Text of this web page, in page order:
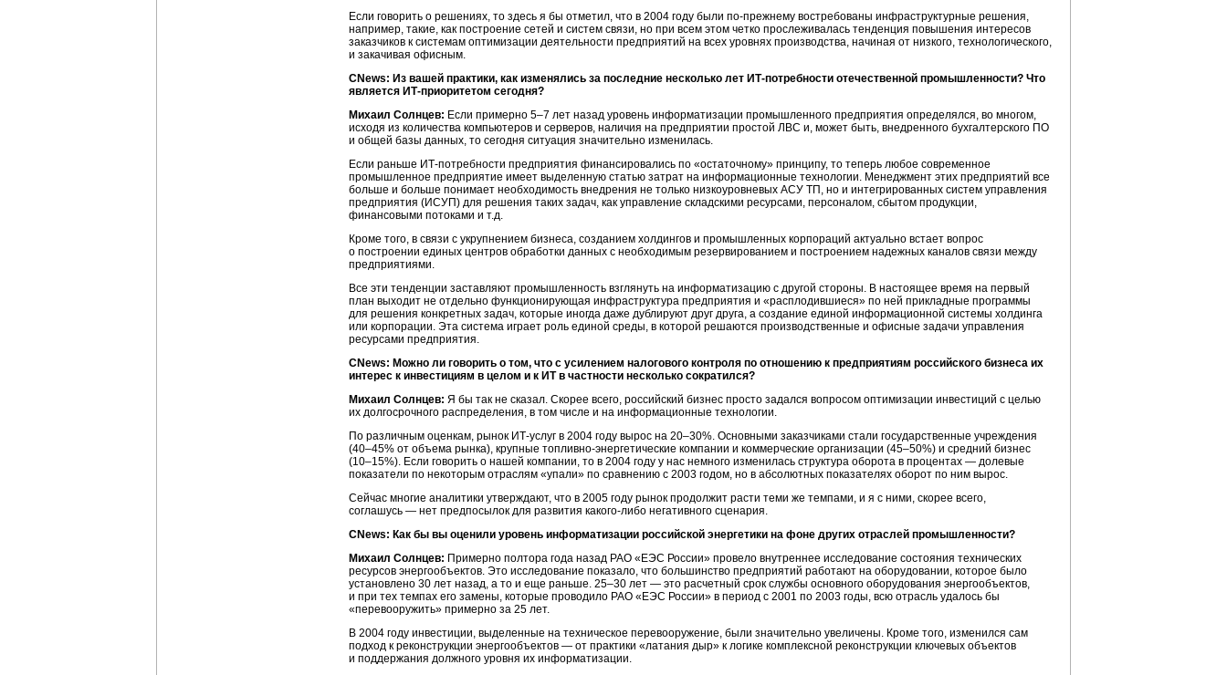
Если говорить о решениях, то здесь я бы отметил, что в 2004 году были по-прежнему востребованы инфраструктурные решения,
например, такие, как построение сетей и систем связи, но при всем этом четко прослеживалась тенденция повышения интересов
заказчиков к системам оптимизации деятельности предприятий на всех уровнях производства, начиная от низкого, технологического,
и закачивая офисным.
CNews: Из вашей практики, как изменялись за последние несколько лет ИТ-потребности отечественной промышленности? Что
является ИТ-приоритетом сегодня?
Михаил Солнцев: Если примерно 5–7 лет назад уровень информатизации промышленного предприятия определялся, во многом,
исходя из количества компьютеров и серверов, наличия на предприятии простой ЛВС и, может быть, внедренного бухгалтерского ПО
и общей базы данных, то сегодня ситуация значительно изменилась.
Если раньше ИТ-потребности предприятия финансировались по «остаточному» принципу, то теперь любое современное
промышленное предприятие имеет выделенную статью затрат на информационные технологии. Менеджмент этих предприятий все
больше и больше понимает необходимость внедрения не только низкоуровневых АСУ ТП, но и интегрированных систем управления
предприятия (ИСУП) для решения таких задач, как управление складскими ресурсами, персоналом, сбытом продукции,
финансовыми потоками и т.д.
Кроме того, в связи с укрупнением бизнеса, созданием холдингов и промышленных корпораций актуально встает вопрос
о построении единых центров обработки данных с необходимым резервированием и построением надежных каналов связи между
предприятиями.
Все эти тенденции заставляют промышленность взглянуть на информатизацию с другой стороны. В настоящее время на первый
план выходит не отдельно функционирующая инфраструктура предприятия и «расплодившиеся» по ней прикладные программы
для решения конкретных задач, которые иногда даже дублируют друг друга, а создание единой информационной системы холдинга
или корпорации. Эта система играет роль единой среды, в которой решаются производственные и офисные задачи управления
ресурсами предприятия.
CNews: Можно ли говорить о том, что с усилением налогового контроля по отношению к предприятиям российского бизнеса их
интерес к инвестициям в целом и к ИТ в частности несколько сократился?
Михаил Солнцев: Я бы так не сказал. Скорее всего, российский бизнес просто задался вопросом оптимизации инвестиций с целью
их долгосрочного распределения, в том числе и на информационные технологии.
По различным оценкам, рынок ИТ-услуг в 2004 году вырос на 20–30%. Основными заказчиками стали государственные учреждения
(40–45% от объема рынка), крупные топливно-энергетические компании и коммерческие организации (45–50%) и средний бизнес
(10–15%). Если говорить о нашей компании, то в 2004 году у нас немного изменилась структура оборота в процентах — долевые
показатели по некоторым отраслям «упали» по сравнению с 2003 годом, но в абсолютных показателях оборот по ним вырос.
Сейчас многие аналитики утверждают, что в 2005 году рынок продолжит расти теми же темпами, и я с ними, скорее всего,
соглашусь — нет предпосылок для развития какого-либо негативного сценария.
CNews: Как бы вы оценили уровень информатизации российской энергетики на фоне других отраслей промышленности?
Михаил Солнцев: Примерно полтора года назад РАО «ЕЭС России» провело внутреннее исследование состояния технических
ресурсов энергообъектов. Это исследование показало, что большинство предприятий работают на оборудовании, которое было
установлено 30 лет назад, а то и еще раньше. 25–30 лет — это расчетный срок службы основного оборудования энергообъектов,
и при тех темпах его замены, которые проводило РАО «ЕЭС России» в период с 2001 по 2003 годы, всю отрасль удалось бы
«перевооружить» примерно за 25 лет.
В 2004 году инвестиции, выделенные на техническое перевооружение, были значительно увеличены. Кроме того, изменился сам
подход к реконструкции энергообъектов — от практики «латания дыр» к логике комплексной реконструкции ключевых объектов
и поддержания должного уровня их информатизации.